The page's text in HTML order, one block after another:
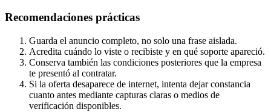
Recomendaciones prácticas
Guarda el anuncio completo, no solo una frase aislada.
Acredita cuándo lo viste o recibiste y en qué soporte apareció.
Conserva también las condiciones posteriores que la empresa
te presentó al contratar.
Si la oferta desaparece de internet, intenta dejar constancia
cuanto antes mediante capturas claras o medios de
verificación disponibles.